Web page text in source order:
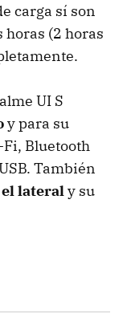
carga sí son
horas (2 horas
UI S
y para su
Bluetooth
También
lateral y su